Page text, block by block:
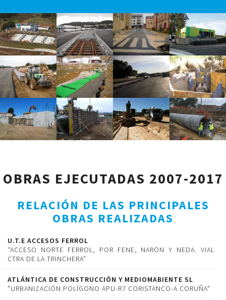
OBRAS EJECUTADAS 2007-2017
RELACIÓN DE LAS PRINCIPALES
OBRAS REALIZADAS
U.T.E ACCESOS FERROL
“ACCESO NORTE FERROL, POR FENE, NARÓN Y NEDA. VIAL
CTRA DE LA TRINCHERA”
ATLÁNTICA DE CONSTRUCCIÓN Y MEDIOMABIENTE SL
"URBANIZACIÓN POLÍGONO APU-R7 CORISTANCO-A CORUÑA"